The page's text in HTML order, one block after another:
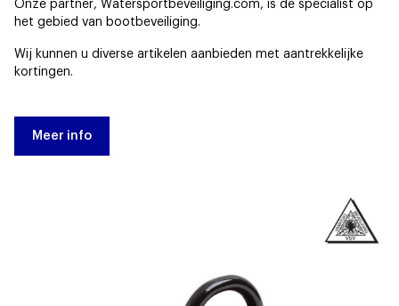
Onze partner, Watersportbeveiliging.com, is de specialist op
het gebied van bootbeveiliging.
Wij kunnen u diverse artikelen aanbieden met aantrekkelijke
kortingen.
Meer info